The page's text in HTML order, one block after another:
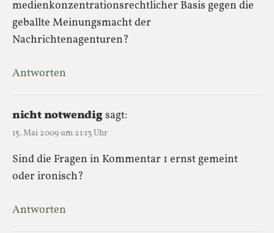
medienkonzentrationsrechtlicher Basis gegen die
geballte Meinungsmacht der
Nachrichtenagenturen?
Antworten
nicht notwendigsagt:
15. Mai 2009 um 21:13 Uhr
Sind die Fragen in Kommentar 1 ernst gemeint
oder ironisch?
Antworten